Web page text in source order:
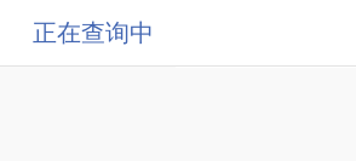
正在查询中